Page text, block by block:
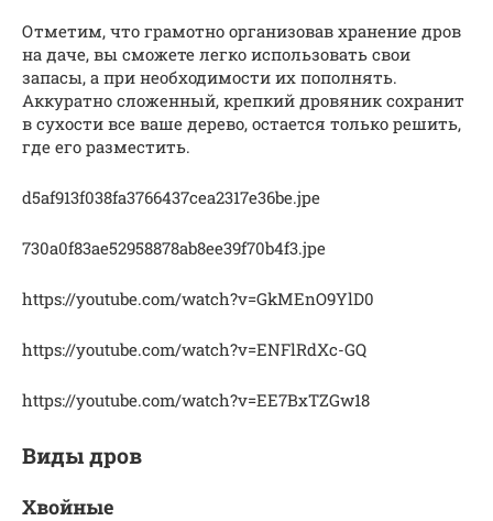
Отметим, что грамотно организовав хранение дров
на даче, вы сможете легко использовать свои
запасы, а при необходимости их пополнять.
Аккуратно сложенный, крепкий дровяник сохранит
в сухости все ваше дерево, остается только решить,
где его разместить.
d5af913f038fa3766437cea2317e36be.jpe
730a0f83ae52958878ab8ee39f70b4f3.jpe
https://youtube.com/watch?v=GkMEnO9YlD0
https://youtube.com/watch?v=ENFlRdXc-GQ
https://youtube.com/watch?v=EE7BxTZGw18
Виды дров
Хвойные